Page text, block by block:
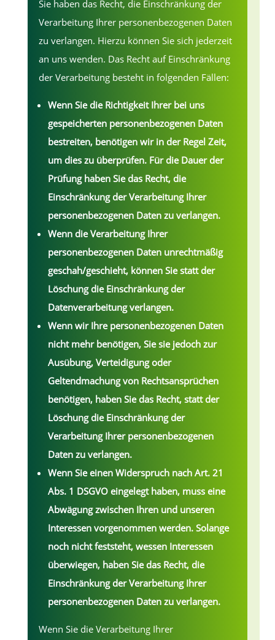
Sie haben das Recht, die Einschränkung der
Verarbeitung Ihrer personenbezogenen Daten
zu verlangen. Hierzu können Sie sich jederzeit
an uns wenden. Das Recht auf Einschränkung
der Verarbeitung besteht in folgenden Fällen:
Wenn Sie die Richtigkeit Ihrer bei uns
gespeicherten personenbezogenen Daten
bestreiten, benötigen wir in der Regel Zeit,
um dies zu überprüfen. Für die Dauer der
Prüfung haben Sie das Recht, die
Einschränkung der Verarbeitung Ihrer
personenbezogenen Daten zu verlangen.
Wenn die Verarbeitung Ihrer
personenbezogenen Daten unrechtmäßig
geschah/geschieht, können Sie statt der
Löschung die Einschränkung der
Datenverarbeitung verlangen.
Wenn wir Ihre personenbezogenen Daten
nicht mehr benötigen, Sie sie jedoch zur
Ausübung, Verteidigung oder
Geltendmachung von Rechtsansprüchen
benötigen, haben Sie das Recht, statt der
Löschung die Einschränkung der
Verarbeitung Ihrer personenbezogenen
Daten zu verlangen.
Wenn Sie einen Widerspruch nach Art. 21
Abs. 1 DSGVO eingelegt haben, muss eine
Abwägung zwischen Ihren und unseren
Interessen vorgenommen werden. Solange
noch nicht feststeht, wessen Interessen
überwiegen, haben Sie das Recht, die
Einschränkung der Verarbeitung Ihrer
personenbezogenen Daten zu verlangen.
Wenn Sie die Verarbeitung Ihrer